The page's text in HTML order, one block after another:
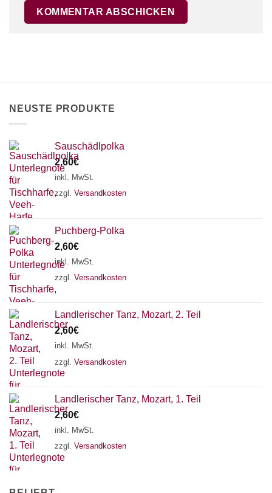
NEUSTE PRODUKTE
Sauschädlpolka
2,60€
inkl. MwSt.
zzgl. Versandkosten
Puchberg-Polka
2,60€
inkl. MwSt.
zzgl. Versandkosten
Landlerischer Tanz, Mozart, 2. Teil
2,60€
inkl. MwSt.
zzgl. Versandkosten
Landlerischer Tanz, Mozart, 1. Teil
2,60€
inkl. MwSt.
zzgl. Versandkosten